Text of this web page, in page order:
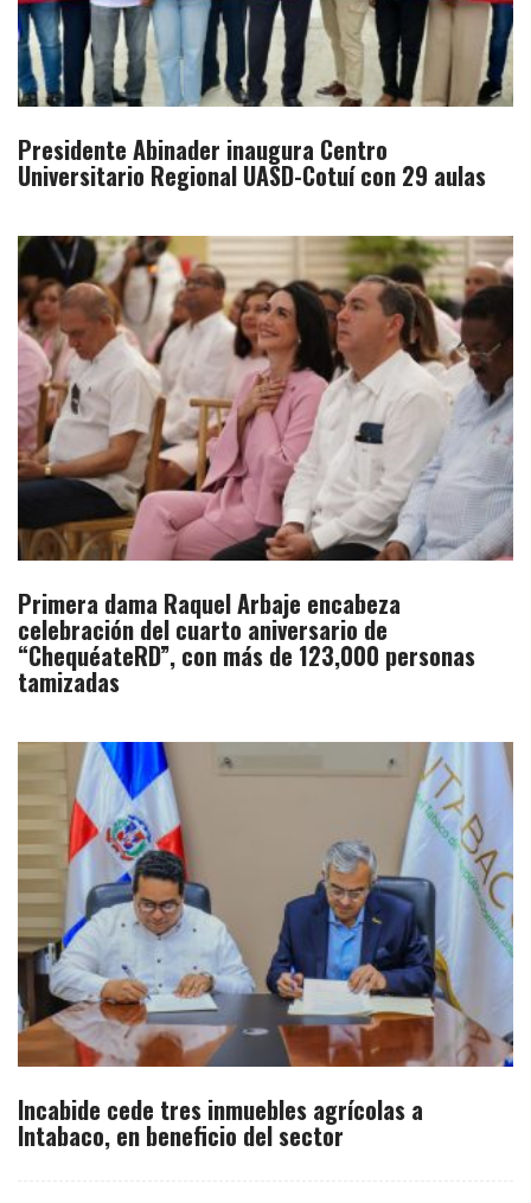
Presidente Abinader inaugura Centro
Universitario Regional UASD-Cotuí con 29 aulas
Primera dama Raquel Arbaje encabeza
celebración del cuarto aniversario de
“ChequéateRD”, con más de 123,000 personas
tamizadas
Incabide cede tres inmuebles agrícolas a
Intabaco, en beneficio del sector